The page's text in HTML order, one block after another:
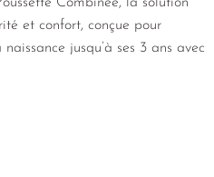
Combinée, la solution
et confort, conçue pour
jusqu’à ses 3 ans avec